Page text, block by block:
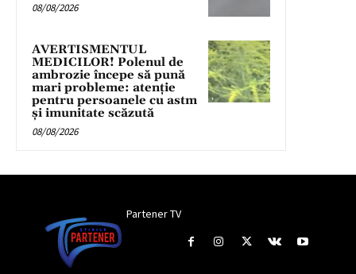
08/08/2026
AVERTISMENTUL
MEDICILOR! Polenul de
ambrozie începe să pună
mari probleme: atenție
pentru persoanele cu astm
și imunitate scăzută
08/08/2026
Partener TV